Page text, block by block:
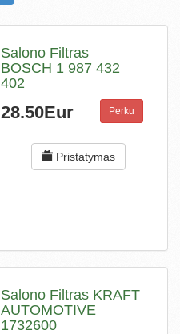
Salono Filtras
BOSCH 1 987 432
402
28.50Eur Perku
Pristatymas
Salono Filtras KRAFT
AUTOMOTIVE
1732600